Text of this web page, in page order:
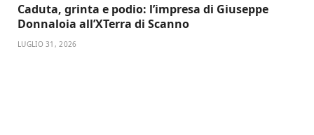
Caduta, grinta e podio: l’impresa di Giuseppe
Donnaloia all’XTerra di Scanno
LUGLIO 31, 2026